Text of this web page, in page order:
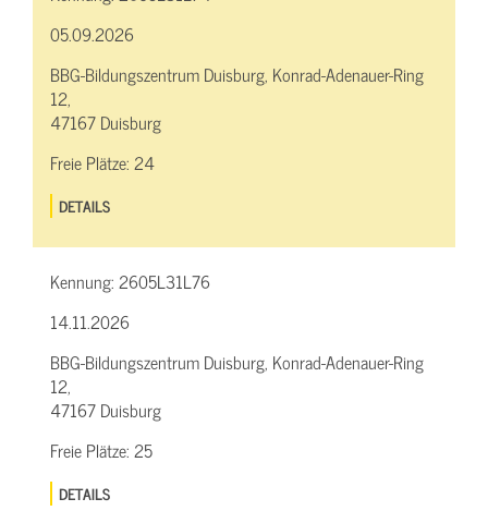
05.09.2026
BBG-Bildungszentrum Duisburg, Konrad-Adenauer-Ring
12,
47167 Duisburg
Freie Plätze:24
DETAILS
Kennung:2605L31L76
14.11.2026
BBG-Bildungszentrum Duisburg, Konrad-Adenauer-Ring
12,
47167 Duisburg
Freie Plätze:25
DETAILS